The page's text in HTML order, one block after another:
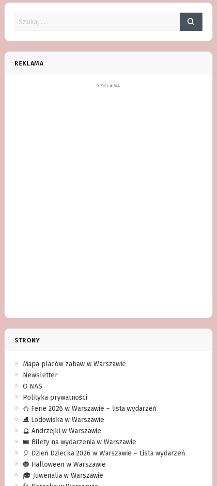
REKLAMA
STRONY
Mapa placów zabaw w Warszawie
Newsletter
O NAS
Polityka prywatności
⛄️ Ferie 2026 w Warszawie – lista wydarzeń
⛸ Lodowiska w Warszawie
🔮 Andrzejki w Warszawie
🎟️ Bilety na wydarzenia w Warszawie
🎈 Dzień Dziecka 2026 w Warszawie – Lista wydarzeń
🎃 Halloween w Warszawie
🎓 Juwenalia w Warszawie